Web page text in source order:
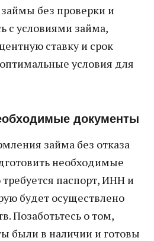
без проверки и
с условиями займа,
ставку и срок
условия для
документы
займа без отказа
необходимые
паспорт, ИНН и
будет осуществлено
Позаботьтесь о том,
были в наличии и готовы